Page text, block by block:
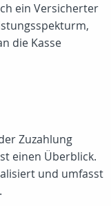
ein Versicherter
die Kasse
Zuzahlung
einen Überblick.
und umfasst